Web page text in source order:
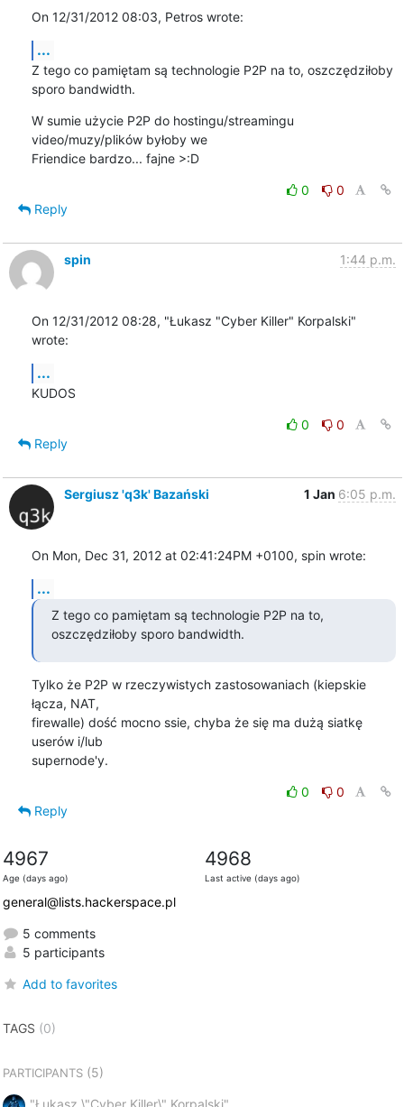
On 12/31/2012 08:03, Petros wrote:
...
Z tego co pamiętam są technologie P2P na to, oszczędziłoby
sporo bandwidth.
W sumie użycie P2P do hostingu/streamingu
video/muzy/plików byłoby we
Friendice bardzo... fajne >:D
0
0
Reply
spin 1:44 p.m.
On 12/31/2012 08:28, "Łukasz "Cyber Killer" Korpalski"
wrote:
...
KUDOS
0
0
Reply
Sergiusz 'q3k' Bazański 1 Jan 6:05 p.m.
On Mon, Dec 31, 2012 at 02:41:24PM +0100, spin wrote:
...
Z tego co pamiętam są technologie P2P na to,
oszczędziłoby sporo bandwidth.
Tylko że P2P w rzeczywistych zastosowaniach (kiepskie
łącza, NAT,
firewalle) dość mocno ssie, chyba że się ma dużą siatkę
userów i/lub
supernode'y.
0
0
Reply
4967
Age (days ago)
4968
Last active (days ago)
general@lists.hackerspace.pl
5 comments
5 participants
Add to favorites
TAGS (0)
PARTICIPANTS(5)
"Łukasz \"Cyber Killer\" Korpalski"